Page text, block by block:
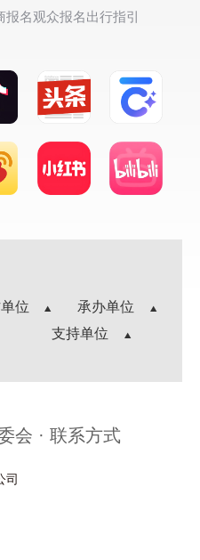
报名观众报名出行指引
位
承办单位
支持单位
会 · 联系方式
司